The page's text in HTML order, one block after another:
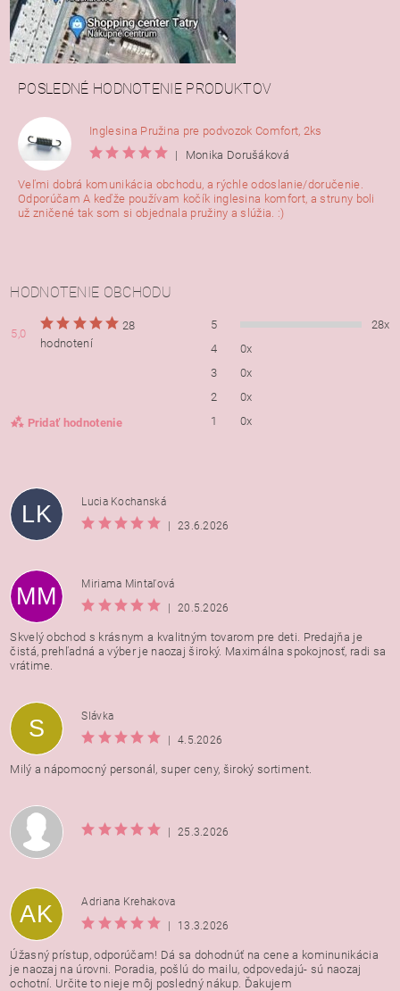
POSLEDNÉ HODNOTENIE PRODUKTOV
Inglesina Pružina pre podvozok Comfort, 2ks
|
Monika Dorušáková
Veľmi dobrá komunikácia obchodu, a rýchle odoslanie/doručenie.
Odporúčam A keďže používam kočík inglesina komfort, a struny boli
už zničené tak som si objednala pružiny a slúžia. :)
HODNOTENIE OBCHODU
5,0
28
hodnotení
Pridať hodnotenie
5
28x
4
0x
3
0x
2
0x
1
0x
Vložením hodnotenie súhlasíte s
osobných údajov
LK
Lucia Kochanská
|
23.6.2026
MM
Miriama Mintaľová
|
20.5.2026
Skvelý obchod s krásnym a kvalitným tovarom pre deti. Predajňa je
čistá, prehľadná a výber je naozaj široký. Maximálna spokojnosť, radi sa
vrátime.
S
Slávka
|
4.5.2026
Milý a nápomocný personál, super ceny, široký sortiment.
| 25.3.2026
AK
Adriana Krehakova
|
13.3.2026
Úžasný prístup, odporúčam! Dá sa dohodnúť na cene a kominunikácia
je naozaj na úrovni. Poradia, pošlú do mailu, odpovedajú- sú naozaj
ochotní. Určite to nieje môj posledný nákup. Ďakujem